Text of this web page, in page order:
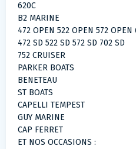
620C
B2 MARINE
472 OPEN 522 OPEN 572
472 SD 522 SD 572 SD 702 SD
752 CRUISER
PARKER BOATS
BENETEAU
ST BOATS
CAPELLI TEMPEST
GUY MARINE
CAP FERRET
ET NOS OCCASIONS :